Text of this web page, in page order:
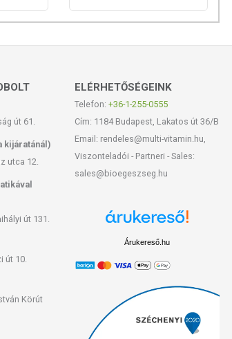
út 61.
kijáratánál)
utca 12.
út 131.
út 10.
Körút
ELÉRHETŐSÉGEINK
Telefon: +36-1-255-0555
Cím: 1184 Budapest, Lakatos út 36/B
Email: rendeles@multi-vitamin.hu,
Viszonteladói - Partneri - Sales:
sales@bioegeszseg.hu
Árukereső.hu